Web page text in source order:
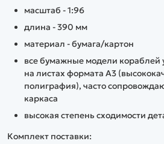
масштаб - 1:96
длина - 390 мм
материал - бумага/картон
все бумажные модели кораблей
на листах формата А3
полиграфия), часто
каркаса
высокая степень сходимости
Комплект поставки: